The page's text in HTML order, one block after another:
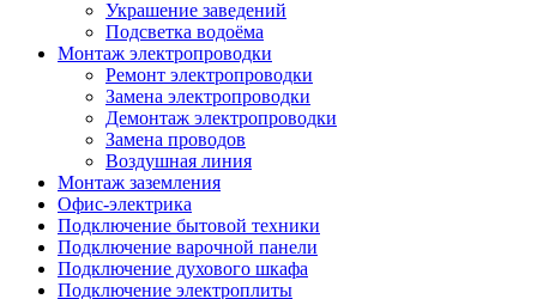
Украшение заведений
Подсветка водоёма
Монтаж электропроводки
Ремонт электропроводки
Замена электропроводки
Демонтаж электропроводки
Замена проводов
Воздушная линия
Монтаж заземления
Офис-электрика
Подключение бытовой техники
Подключение варочной панели
Подключение духового шкафа
Подключение электроплиты